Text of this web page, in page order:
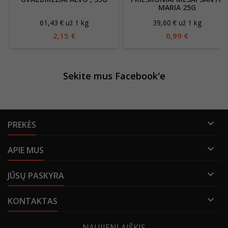
61,43 € už 1 kg
2,15 €
MARIA 25G
39,60 € už 1 kg
0,99 €
Sekite mus Facebook'e
PREKĖS 
APIE MUS 
JŪSŲ PASKYRA 
KONTAKTAS 